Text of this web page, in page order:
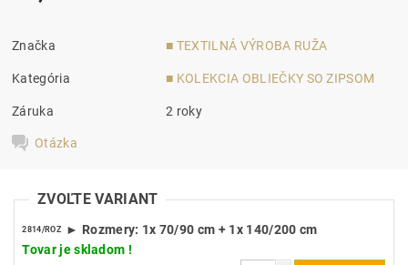
Značka ■ TEXTILNÁ VÝROBA RUŽA
Kategória ■ KOLEKCIA OBLIEČKY SO ZIPSOM
Záruka 2 roky
Otázka
ZVOĽTE VARIANT
2814/ROZ
► Rozmery: 1x 70/90 cm + 1x 140/200 cm
Tovar je skladom !